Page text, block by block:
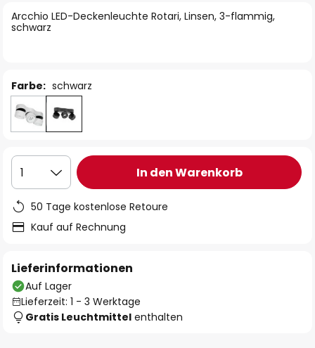
Arcchio LED-Deckenleuchte Rotari, Linsen, 3-flammig,
schwarz
Farbe: schwarz
1 In den Warenkorb
50 Tage kostenlose Retoure
Kauf auf Rechnung
Lieferinformationen
Auf Lager
Lieferzeit: 1 - 3 Werktage
Gratis Leuchtmittel enthalten